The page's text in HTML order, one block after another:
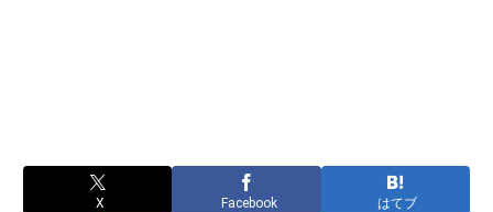
X Facebook はてブ